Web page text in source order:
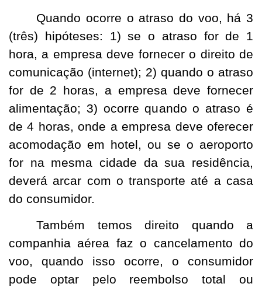
Quando ocorre o atraso do voo, há 3
(três) hipóteses: 1) se o atraso for de 1
hora, a empresa deve fornecer o direito de
comunicação (internet); 2) quando o atraso
for de 2 horas, a empresa deve fornecer
alimentação; 3) ocorre quando o atraso é
de 4 horas, onde a empresa deve oferecer
acomodação em hotel, ou se o aeroporto
for na mesma cidade da sua residência,
deverá arcar com o transporte até a casa
do consumidor.
Também temos direito quando a
companhia aérea faz o cancelamento do
voo, quando isso ocorre, o consumidor
pode optar pelo reembolso total ou